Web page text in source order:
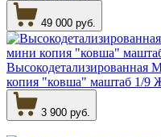
49 000 руб.
Высокодетализированная
копия "ковша" маштаб 1/9
3 900 руб.